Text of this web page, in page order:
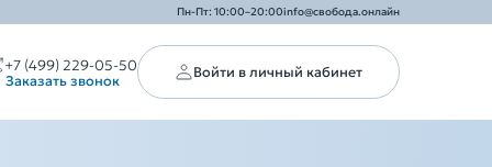
Пн-Пт: 10:00–20:00info@свобода.онлайн
+7 (499) 229-05-50
Заказать звонок
Войти в личный кабинет